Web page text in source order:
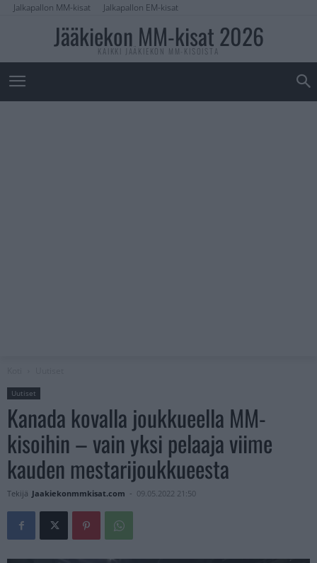
Jalkapallon MM-kisat Jalkapallon EM-kisat
Jääkiekon MM-kisat 2026
KAIKKI JÄÄKIEKON MM-KISOISTA
Uutiset
Kanada kovalla joukkueella MM-
kisoihin – vain yksi pelaaja viime
kauden mestarijoukkueesta
Tekijä Jaakiekonmmkisat.com - 09.05.2022 21:50